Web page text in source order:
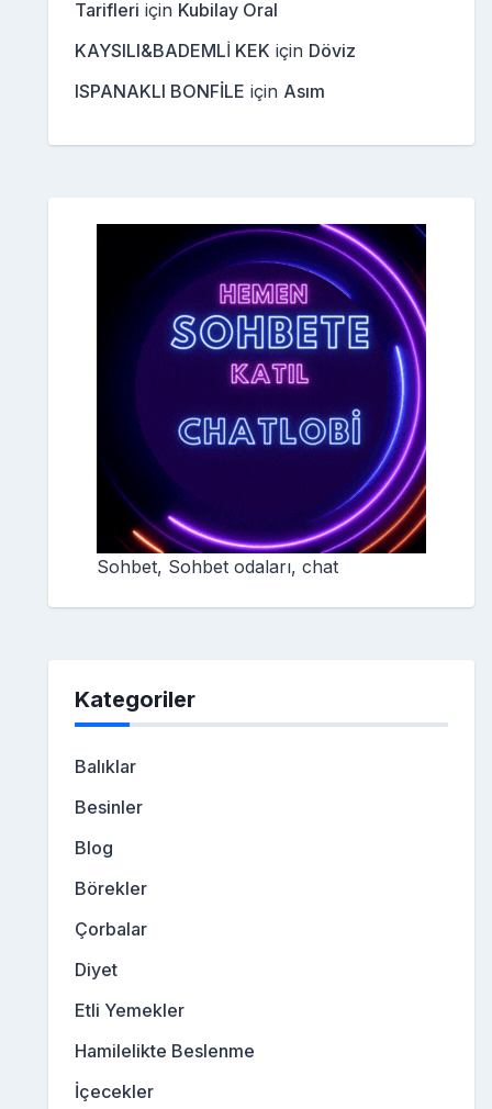
Tarifleri için Kubilay Oral
KAYSILI&BADEMLİ KEK için Döviz
ISPANAKLI BONFİLE için Asım
Sohbet, Sohbet odaları, chat
Kategoriler
Balıklar
Besinler
Blog
Börekler
Çorbalar
Diyet
Etli Yemekler
Hamilelikte Beslenme
İçecekler